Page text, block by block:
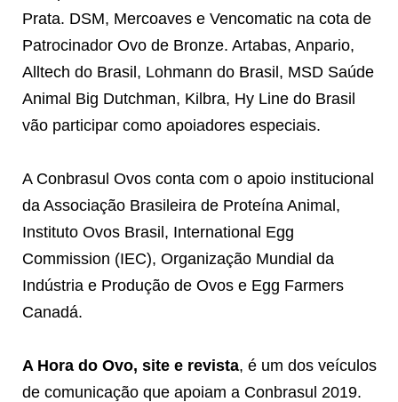
Prata. DSM, Mercoaves e Vencomatic na cota de
Patrocinador Ovo de Bronze. Artabas, Anpario,
Alltech do Brasil, Lohmann do Brasil, MSD Saúde
Animal Big Dutchman, Kilbra, Hy Line do Brasil
vão participar como apoiadores especiais.
A Conbrasul Ovos conta com o apoio institucional
da Associação Brasileira de Proteína Animal,
Instituto Ovos Brasil, International Egg
Commission (IEC), Organização Mundial da
Indústria e Produção de Ovos e Egg Farmers
Canadá.
A Hora do Ovo, site e revista, é um dos veículos
de comunicação que apoiam a Conbrasul 2019.